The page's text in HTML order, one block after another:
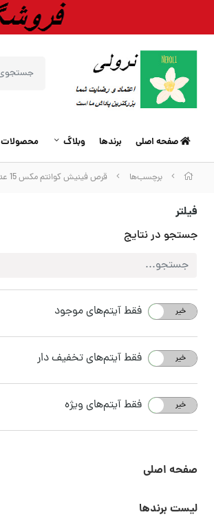
صفحه اصلی برندها وبلاگ محصولات
برچسب‌ها قرص فینیش کوانتم مکس 15 عددی
فیلتر
جستجو در نتایج
بله خیر فقط آیتم‌های موجود
بله خیر فقط آیتم‌های تخفیف دار
بله خیر فقط آیتم‌های ویژه
صفحه اصلی
لیست برندها